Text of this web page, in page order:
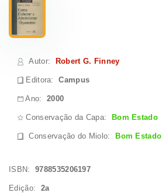
Autor: Robert G. Finney
Editora:Campus
Ano:2000
Conservação da Capa: Bom Estado
Conservação do Miolo:Bom Estado
ISBN:9788535206197
Edição: 2a